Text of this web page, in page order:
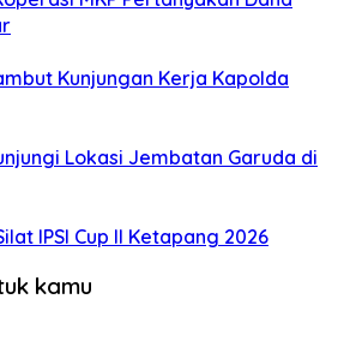
Kunjungan Kerja Kapolda
Lokasi Jembatan Garuda di
IPSI Cup II Ketapang 2026
kamu